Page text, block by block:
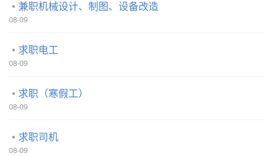
兼职机械设计、制图、设备改造
08-09
求职电工
08-09
求职（寒假工）
08-09
求职司机
08-09